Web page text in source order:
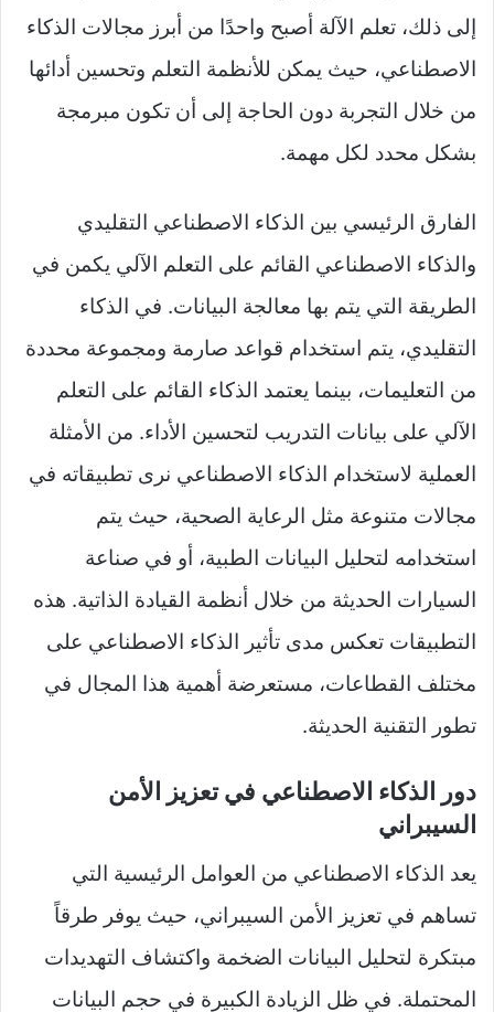
إلى ذلك، تعلم الآلة أصبح واحدًا من أبرز مجالات الذكاء
الاصطناعي، حيث يمكن للأنظمة التعلم وتحسين أدائها
من خلال التجربة دون الحاجة إلى أن تكون مبرمجة
بشكل محدد لكل مهمة.
الفارق الرئيسي بين الذكاء الاصطناعي التقليدي
والذكاء الاصطناعي القائم على التعلم الآلي يكمن في
الطريقة التي يتم بها معالجة البيانات. في الذكاء
التقليدي، يتم استخدام قواعد صارمة ومجموعة محددة
من التعليمات، بينما يعتمد الذكاء القائم على التعلم
الآلي على بيانات التدريب لتحسين الأداء. من الأمثلة
العملية لاستخدام الذكاء الاصطناعي نرى تطبيقاته في
مجالات متنوعة مثل الرعاية الصحية، حيث يتم
استخدامه لتحليل البيانات الطبية، أو في صناعة
السيارات الحديثة من خلال أنظمة القيادة الذاتية. هذه
التطبيقات تعكس مدى تأثير الذكاء الاصطناعي على
مختلف القطاعات، مستعرضة أهمية هذا المجال في
تطور التقنية الحديثة.
دور الذكاء الاصطناعي في تعزيز الأمن
السيبراني
يعد الذكاء الاصطناعي من العوامل الرئيسية التي
تساهم في تعزيز الأمن السيبراني، حيث يوفر طرقاً
مبتكرة لتحليل البيانات الضخمة واكتشاف التهديدات
المحتملة. في ظل الزيادة الكبيرة في حجم البيانات